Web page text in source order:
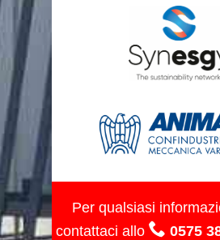
Per qualsiasi
contattaci allo
0575